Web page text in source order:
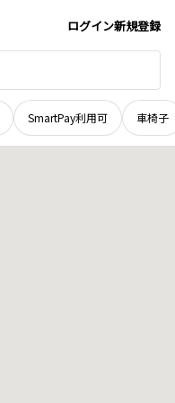
ログイン新規登録
SmartPay利用可 車椅子